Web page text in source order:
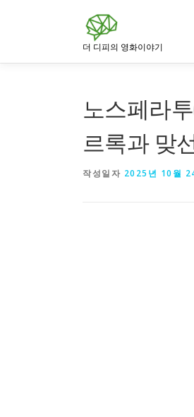
더 디피의 영화이야기
노스페라
르록과 맞
작성일자 2025년 10월